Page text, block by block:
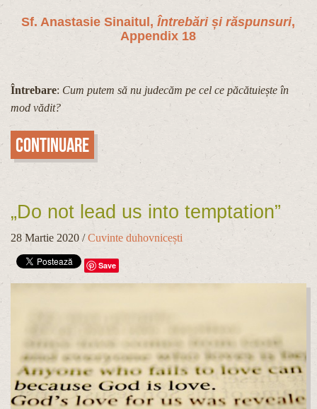
Sf. Anastasie Sinaitul,Întrebări și răspunsuri,
Appendix 18
Întrebare: Cum putem să nu judecăm pe cel ce păcătuiește în
mod vădit?
Continuare
„Do not lead us into temptation”
28 Martie 2020/Cuvinte duhovnicești
Save